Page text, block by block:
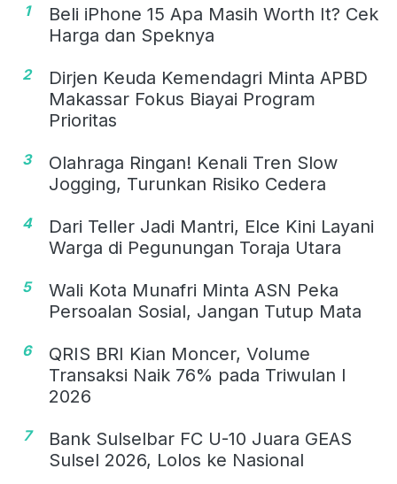
1
Beli iPhone 15 Apa Masih Worth It? Cek
Harga dan Speknya
2
Dirjen Keuda Kemendagri Minta APBD
Makassar Fokus Biayai Program
Prioritas
3
Olahraga Ringan! Kenali Tren Slow
Jogging, Turunkan Risiko Cedera
4
Dari Teller Jadi Mantri, Elce Kini Layani
Warga di Pegunungan Toraja Utara
5
Wali Kota Munafri Minta ASN Peka
Persoalan Sosial, Jangan Tutup Mata
6
QRIS BRI Kian Moncer, Volume
Transaksi Naik 76% pada Triwulan I
2026
7
Bank Sulselbar FC U-10 Juara GEAS
Sulsel 2026, Lolos ke Nasional